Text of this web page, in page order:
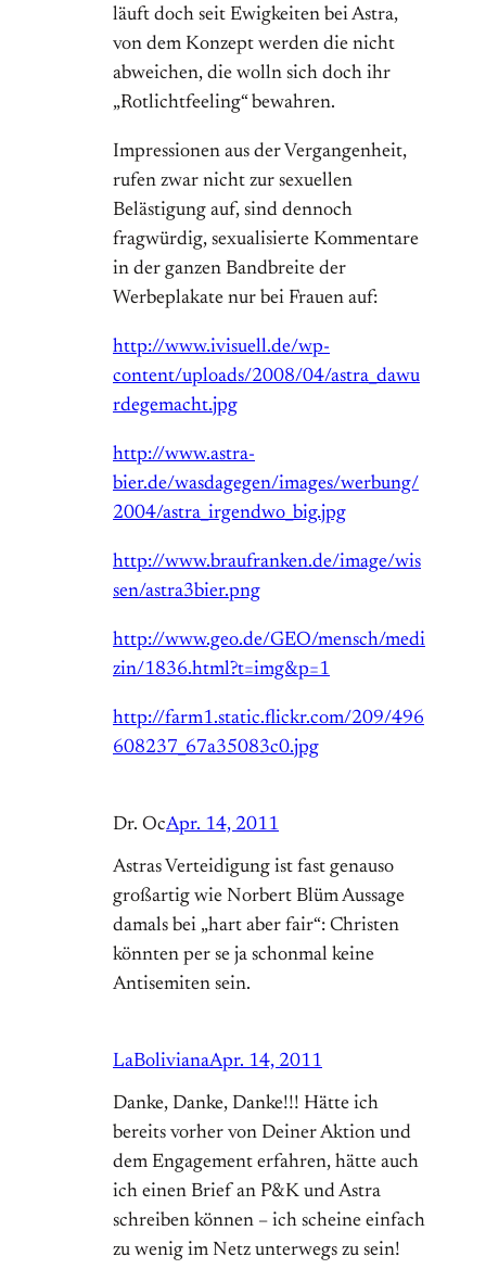
läuft doch seit Ewigkeiten bei Astra,
von dem Konzept werden die nicht
abweichen, die wolln sich doch ihr
„Rotlichtfeeling“ bewahren.
Impressionen aus der Vergangenheit,
rufen zwar nicht zur sexuellen
Belästigung auf, sind dennoch
fragwürdig, sexualisierte Kommentare
in der ganzen Bandbreite der
Werbeplakate nur bei Frauen auf:
http://www.ivisuell.de/wp-
content/uploads/2008/04/astra_dawu
rdegemacht.jpg
http://www.astra-
bier.de/wasdagegen/images/werbung/
2004/astra_irgendwo_big.jpg
http://www.braufranken.de/image/wis
sen/astra3bier.png
http://www.geo.de/GEO/mensch/medi
zin/1836.html?t=img&p=1
http://farm1.static.flickr.com/209/496
608237_67a35083c0.jpg
Dr. OcApr. 14, 2011
Astras Verteidigung ist fast genauso
großartig wie Norbert Blüm Aussage
damals bei „hart aber fair“: Christen
könnten per se ja schonmal keine
Antisemiten sein.
LaBolivianaApr. 14, 2011
Danke, Danke, Danke!!! Hätte ich
bereits vorher von Deiner Aktion und
dem Engagement erfahren, hätte auch
ich einen Brief an P&K und Astra
schreiben können – ich scheine einfach
zu wenig im Netz unterwegs zu sein!